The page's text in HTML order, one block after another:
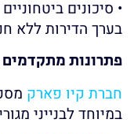
• סיכונים
בערך הדירות ללא
פתרונות מתקדמים
חברת קיו פארק
במיוחד לבנייני